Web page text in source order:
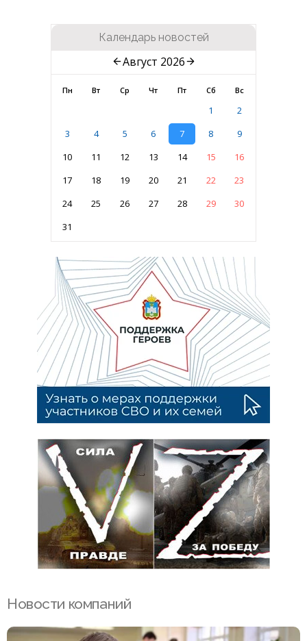
Календарь новостей
Август 2026
Пн Вт Ср Чт Пт Сб Вс
1
2
3
4 5 6 7 8
9
10
11 12 13 14 15
16
17
18 19 20 21 22
23
24
25 26 27 28 29
30
31
Новости компаний